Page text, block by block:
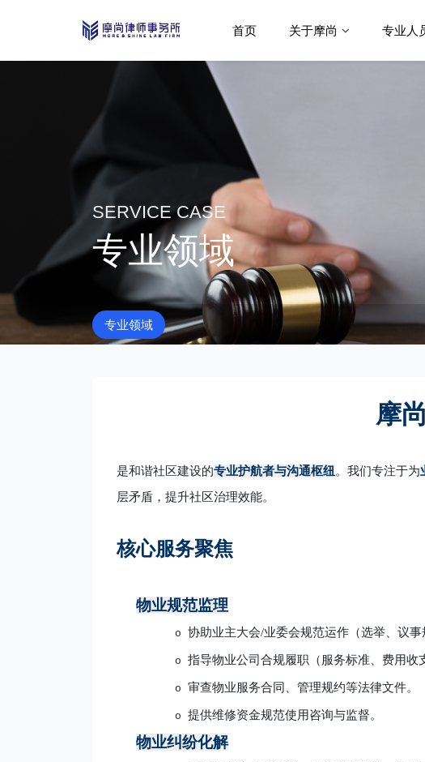
首页 关于摩尚 专业人
SERVICE CASE
专业领域
专业领域
摩
是和谐社区建设的专业护航者与沟通枢纽 。我们专注于为
层矛盾，提升社区治理效能。
核心服务聚焦
物业规范监理
o 协助业主大会/业委会规范运作（选举、议事
o 指导物业公司合规履职（服务标准、费用收
o 审查物业服务合同、管理规约等法律文件。
o 提供维修资金规范使用咨询与监督。
物业纠纷化解